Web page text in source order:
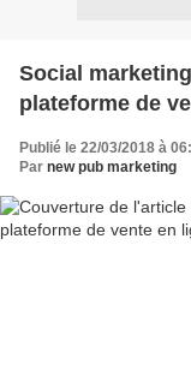
Social
plateforme de
Publié le 22/03/2018 à
Par new pub marketing